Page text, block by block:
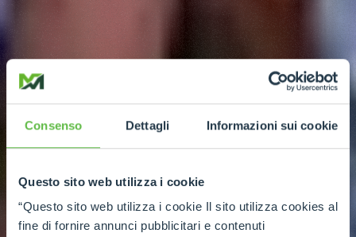
Consenso Dettagli Informazioni sui cookie
Questo sito web utilizza i cookie
“Questo sito web utilizza i cookie Il sito utilizza cookies al
fine di fornire annunci pubblicitari e contenuti